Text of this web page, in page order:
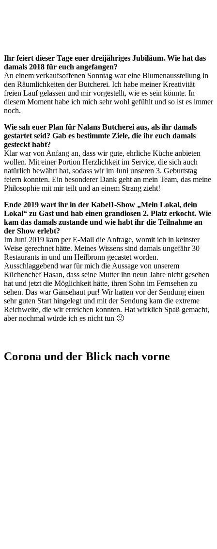
Ihr feiert dieser Tage euer dreijähriges Jubiläum. Wie hat das
damals 2018 für euch angefangen?
An einem verkaufsoffenen Sonntag war eine Blumenausstellung in
den Räumlichkeiten der Butcherei. Ich habe meiner Kreativität
freien Lauf gelassen und mir vorgestellt, wie es sein könnte. In
diesem Moment habe ich mich sehr wohl gefühlt und so ist es immer
noch.
Wie sah euer Plan für Nalans Butcherei aus, als ihr damals
gestartet seid? Gab es bestimmte Ziele, die ihr euch damals
gesteckt habt?
Klar war von Anfang an, dass wir gute, ehrliche Küche anbieten
wollen. Mit einer Portion Herzlichkeit im Service, die sich auch
natürlich bewährt hat, sodass wir im Juni unseren 3. Geburtstag
feiern konnten. Ein besonderer Dank geht an mein Team, das meine
Philosophie mit mir teilt und an einem Strang zieht!
Ende 2019 wart ihr in der Kabel1-Show „Mein Lokal, dein
Lokal“ zu Gast und hab einen grandiosen 2. Platz erkocht. Wie
kam das damals zustande und wie habt ihr die Teilnahme an
der Show erlebt?
Im Juni 2019 kam per E-Mail die Anfrage, womit ich in keinster
Weise gerechnet hätte. Meines Wissens sind damals ungefähr 30
Restaurants in und um Heilbronn gecastet worden.
Ausschlaggebend war für mich die Aussage von unserem
Küchenchef Hasan, dass seine Mutter ihn neun Jahre nicht gesehen
hat und jetzt die Möglichkeit hätte, ihren Sohn im Fernsehen zu
sehen. Das war Gänsehaut pur! Wir hatten vor der Sendung einen
sehr guten Start hingelegt und mit der Sendung kam die extreme
Reichweite, die wir erreichen konnten. Hat wirklich Spaß gemacht,
aber nochmal würde ich es nicht tun 🙂
Corona und der Blick nach vorne